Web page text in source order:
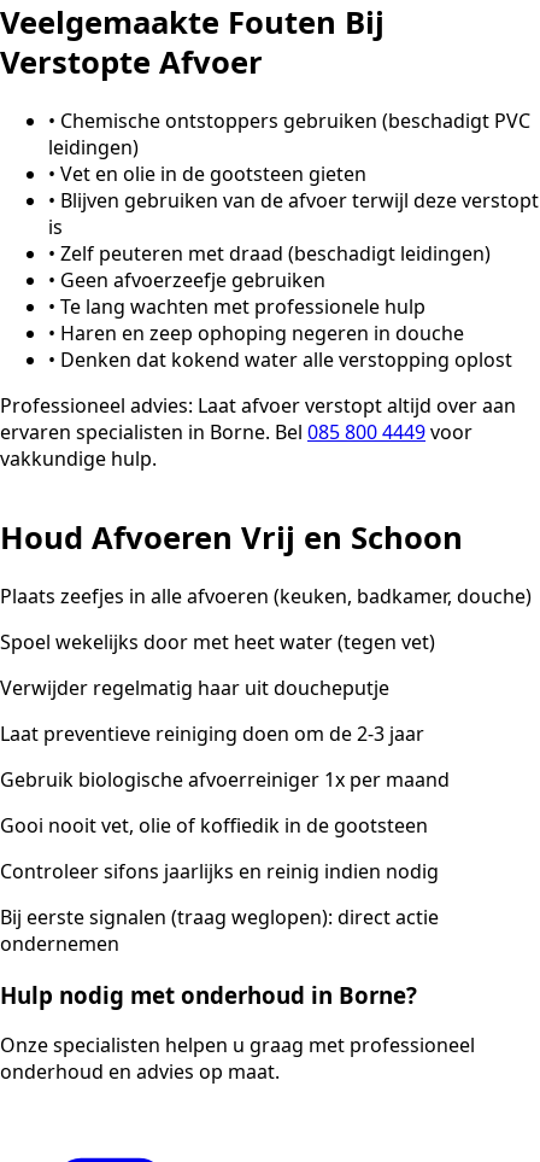
Veelgemaakte Fouten Bij
Verstopte Afvoer
• Chemische ontstoppers gebruiken (beschadigt PVC
leidingen)
• Vet en olie in de gootsteen gieten
• Blijven gebruiken van de afvoer terwijl deze verstopt
is
• Zelf peuteren met draad (beschadigt leidingen)
• Geen afvoerzeefje gebruiken
• Te lang wachten met professionele hulp
• Haren en zeep ophoping negeren in douche
• Denken dat kokend water alle verstopping oplost
Professioneel advies: Laat afvoer verstopt altijd over aan
ervaren specialisten in Borne. Bel 085 800 4449voor
vakkundige hulp.
Houd Afvoeren Vrij en Schoon
Plaats zeefjes in alle afvoeren (keuken, badkamer, douche)
Spoel wekelijks door met heet water (tegen vet)
Verwijder regelmatig haar uit doucheputje
Laat preventieve reiniging doen om de 2-3 jaar
Gebruik biologische afvoerreiniger 1x per maand
Gooi nooit vet, olie of koffiedik in de gootsteen
Controleer sifons jaarlijks en reinig indien nodig
Bij eerste signalen (traag weglopen): direct actie
ondernemen
Hulp nodig met onderhoud in Borne?
Onze specialisten helpen u graag met professioneel
onderhoud en advies op maat.